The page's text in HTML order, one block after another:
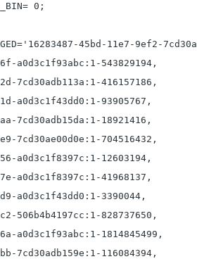
0;
45bd-11e7-9ef2-
a0d3c1f93abc:1-543829194,
7cd30adb113a:1-416157186,
a0d3c1f43dd0:1-93905767,
7cd30adb15da:1-18921416,
7cd30ae00d0e:1-704516432,
a0d3c1f8397c:1-12603194,
a0d3c1f8397c:1-41968137,
a0d3c1f43dd0:1-3390044,
506b4b4197cc:1-828737650,
a0d3c1f93abc:1-1814845499,
7cd30adb159e:1-116084394,